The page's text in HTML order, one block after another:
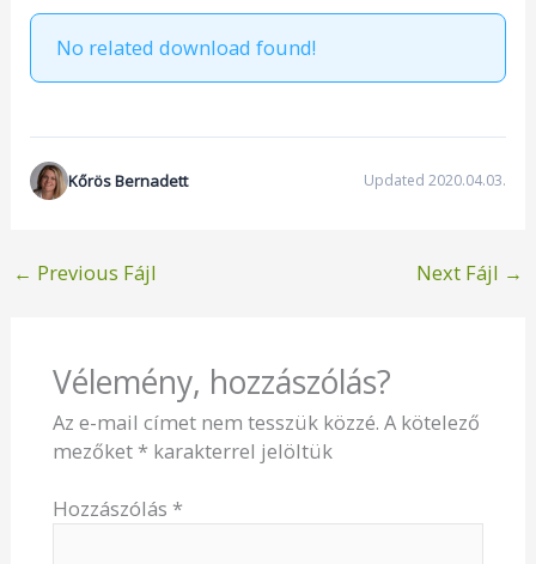
No related download found!
Kőrös Bernadett Updated 2020.04.03.
← Previous Fájl Next Fájl →
Vélemény, hozzászólás?
Az e-mail címet nem tesszük közzé. A kötelező
mezőket * karakterrel jelöltük
Hozzászólás *